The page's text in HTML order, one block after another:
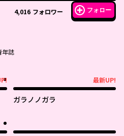
4,016 フォロワー フォロー
年誌
最新UP!
ガラノノガラ